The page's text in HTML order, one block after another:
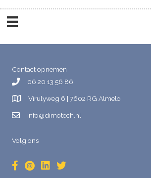
Contact opnemen
06 20 13 56 86
Virulyweg 6 | 7602 RG Almelo
info@dimotech.nl
Volg ons